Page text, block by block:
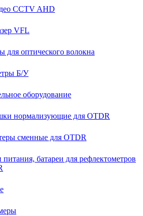
CCTV AHD
VFL
для оптического волокна
Б/У
оборудование
нормализующие для OTDR
сменные для OTDR
питания, батареи для рефлектометров